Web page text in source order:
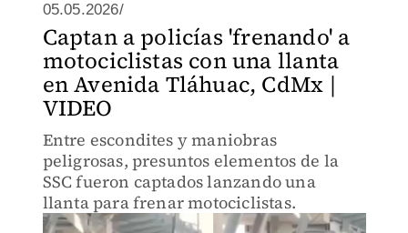
05.05.2026/
Captan a policías 'frenando' a
motociclistas con una llanta
en Avenida Tláhuac, CdMx |
VIDEO
Entre escondites y maniobras
peligrosas, presuntos elementos de la
SSC fueron captados lanzando una
llanta para frenar motociclistas.